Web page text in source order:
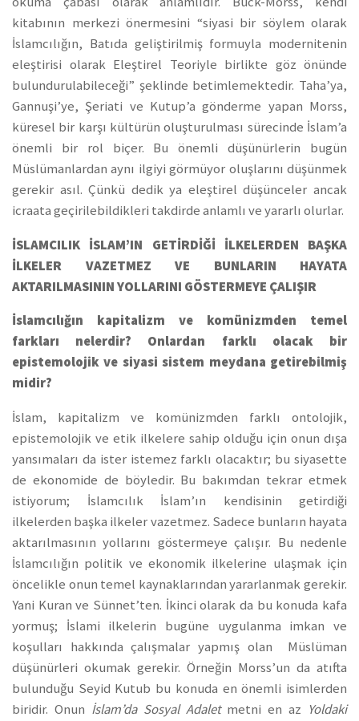
kitabının merkezi önermesini “siyasi bir söylem olarak
İslamcılığın, Batıda geliştirilmiş formuyla modernitenin
eleştirisi olarak Eleştirel Teoriyle birlikte göz önünde
bulundurulabileceği” şeklinde betimlemektedir. Taha’ya,
Gannuşi’ye, Şeriati ve Kutup’a gönderme yapan Morss,
küresel bir karşı kültürün oluşturulması sürecinde İslam’a
önemli bir rol biçer. Bu önemli düşünürlerin bugün
Müslümanlardan aynı ilgiyi görmüyor oluşlarını düşünmek
gerekir asıl. Çünkü dedik ya eleştirel düşünceler ancak
icraata geçirilebildikleri takdirde anlamlı ve yararlı olurlar.
İSLAMCILIK İSLAM’IN GETİRDİĞİ İLKELERDEN BAŞKA
İLKELER VAZETMEZ VE BUNLARIN HAYATA
AKTARILMASININ YOLLARINI GÖSTERMEYE ÇALIŞIR
İslamcılığın kapitalizm ve komünizmden temel
farkları nelerdir? Onlardan farklı olacak bir
epistemolojik ve siyasi sistem meydana getirebilmiş
midir?
İslam, kapitalizm ve komünizmden farklı ontolojik,
epistemolojik ve etik ilkelere sahip olduğu için onun dışa
yansımaları da ister istemez farklı olacaktır; bu siyasette
de ekonomide de böyledir. Bu bakımdan tekrar etmek
istiyorum; İslamcılık İslam’ın kendisinin getirdiği
ilkelerden başka ilkeler vazetmez. Sadece bunların hayata
aktarılmasının yollarını göstermeye çalışır. Bu nedenle
İslamcılığın politik ve ekonomik ilkelerine ulaşmak için
öncelikle onun temel kaynaklarından yararlanmak gerekir.
Yani Kuran ve Sünnet’ten. İkinci olarak da bu konuda kafa
yormuş; İslami ilkelerin bugüne uygulanma imkan ve
koşulları hakkında çalışmalar yapmış olan Müslüman
düşünürleri okumak gerekir. Örneğin Morss’un da atıfta
bulunduğu Seyid Kutub bu konuda en önemli isimlerden
biridir. Onun İslam’da Sosyal Adaletmetni en az Yoldaki